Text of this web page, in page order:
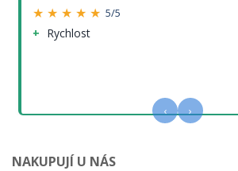
★ ★ ★ ★ ★ 5/5
Rychlost
‹ ›
NAKUPUJÍ U NÁS